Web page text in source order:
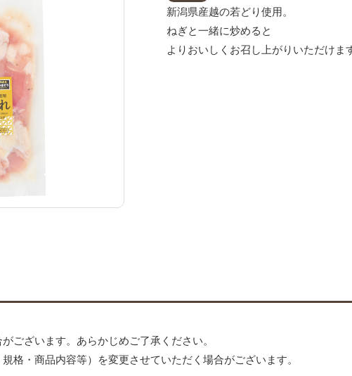
新潟県産越の若どり使用。
ねぎと一緒に炒めると
よりおいしくお召し上がりいただけま
ございます。あらかじめご了承ください。
格・商品内容等）を変更させていただく場合がございます。